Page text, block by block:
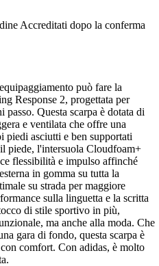
Accreditati dopo la conferma
può fare la
Response 2, progettata per
Questa scarpa è dotata di
e ventilata che offre una
asciutti e ben supportati
piede, l'intersuola Cloudfoam+
flessibilità e impulso affinché
in gomma su tutta la
su strada per maggiore
sulla linguetta e la scritta
di stile sportivo in più,
ma anche alla moda. Che
gara di fondo, questa scarpa è
comfort. Con adidas, è molto